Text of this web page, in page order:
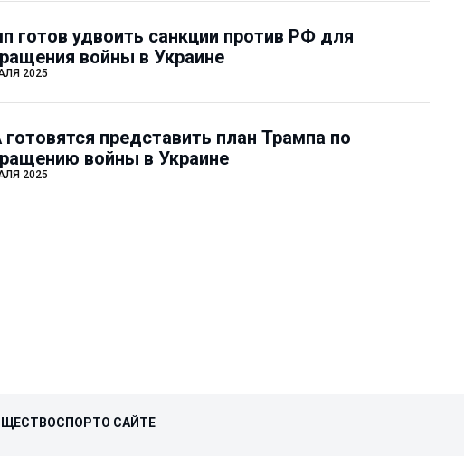
готов удвоить санкции против РФ для
войны в Украине
2025
представить план Трампа по
войны в Украине
2025
СПОРТО САЙТЕ